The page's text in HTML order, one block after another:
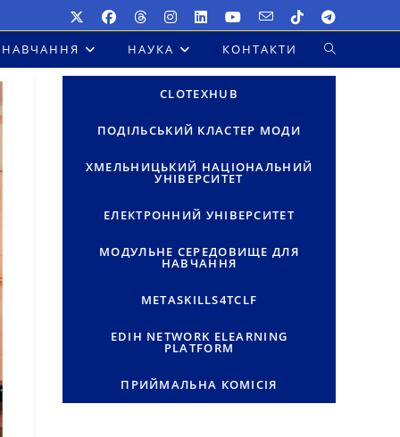
НАВЧАННЯ НАУКА КОНТАКТИ
CLOTEXHUB
ПОДІЛЬСЬКИЙ КЛАСТЕР МОДИ
ХМЕЛЬНИЦЬКИЙ НАЦІОНАЛЬНИЙ
УНІВЕРСИТЕТ
ЕЛЕКТРОННИЙ УНІВЕРСИТЕТ
МОДУЛЬНЕ СЕРЕДОВИЩЕ ДЛЯ
НАВЧАННЯ
METASKILLS4TCLF
EDIH NETWORK ELEARNING
PLATFORM
ПРИЙМАЛЬНА КОМІСІЯ